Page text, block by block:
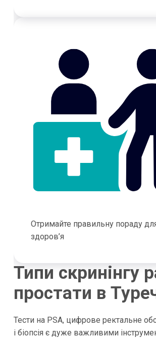
Отримайте правильну пораду
здоров’я
Типи скринінгу
простати в
Тести на PSA, цифрове ректальне
і біопсія є дуже важливими